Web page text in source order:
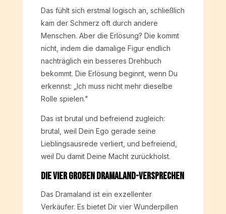
Das fühlt sich erstmal logisch an, schließlich
kam der Schmerz oft durch andere
Menschen. Aber die Erlösung? Die kommt
nicht, indem die damalige Figur endlich
nachträglich ein besseres Drehbuch
bekommt. Die Erlösung beginnt, wenn Du
erkennst: „Ich muss nicht mehr dieselbe
Rolle spielen."
Das ist brutal und befreiend zugleich:
brutal, weil Dein Ego gerade seine
Lieblingsausrede verliert, und befreiend,
weil Du damit Deine Macht zurückholst.
Die vier großen Dramaland-Versprechen
Das Dramaland ist ein exzellenter
Verkäufer. Es bietet Dir vier Wunderpillen